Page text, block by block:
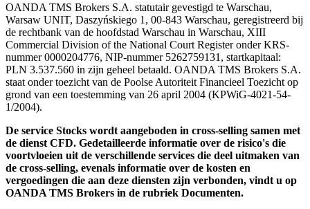
OANDA TMS Brokers S.A. statutair gevestigd te Warschau,
Warsaw UNIT, Daszyńskiego 1, 00-843 Warschau, geregistreerd bij
de rechtbank van de hoofdstad Warschau in Warschau, XIII
Commercial Division of the National Court Register onder KRS-
nummer 0000204776, NIP-nummer 5262759131, startkapitaal:
PLN 3.537.560 in zijn geheel betaald. OANDA TMS Brokers S.A.
staat onder toezicht van de Poolse Autoriteit Financieel Toezicht op
grond van een toestemming van 26 april 2004 (KPWiG-4021-54-
1/2004).
De service Stocks wordt aangeboden in cross-selling samen met
de dienst CFD. Gedetailleerde informatie over de risico's die
voortvloeien uit de verschillende services die deel uitmaken van
de cross-selling, evenals informatie over de kosten en
vergoedingen die aan deze diensten zijn verbonden, vindt u op
OANDA TMS Brokers in de rubriek Documenten.